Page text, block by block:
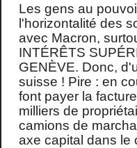
Les gens au
l'horizontalité des
avec Macron,
INTÉRÊTS
GENÈVE. Donc,
suisse ! Pire : en
font payer la
milliers de
camions de
axe capital dans le